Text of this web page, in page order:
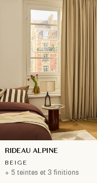
RIDEAU ALPINE
BEIGE
+ 5 teintes et 3 finitions